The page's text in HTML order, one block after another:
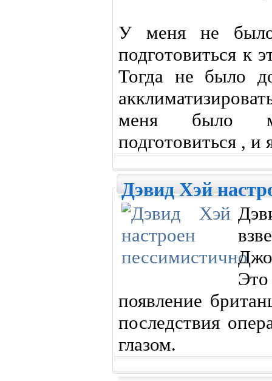
У меня не
подготовиться к
Тогда не было
меня было
подготовиться , и
Дэвид Хэй
появление
последствия
глазом.